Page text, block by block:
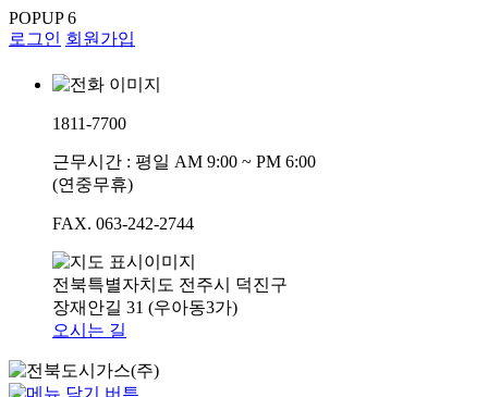
POPUP6
로그인 회원가입
1811-7700
근무시간 : 평일 AM 9:00 ~ PM 6:00
(연중무휴)
FAX. 063-242-2744
전북특별자치도 전주시 덕진구
장재안길 31 (우아동3가)
오시는 길